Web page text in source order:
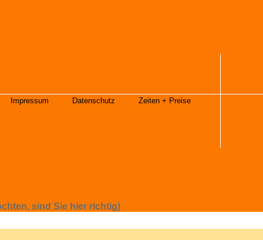
Impressum Datenschutz Zeiten + Preise
sind Sie hier richtig)